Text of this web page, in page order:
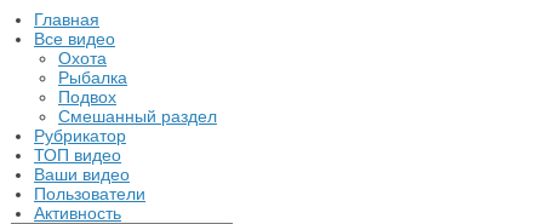
Главная
Все видео
Охота
Рыбалка
Подвох
Смешанный раздел
Рубрикатор
ТОП видео
Ваши видео
Пользователи
Активность